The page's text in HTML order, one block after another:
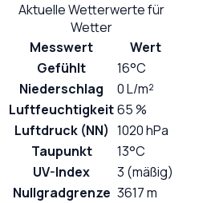
Aktuelle Wetterwerte für
Wetter
Messwert
Wert
Gefühlt
16°C
Niederschlag
0 L/m²
Luftfeuchtigkeit65 %
Luftdruck (NN) 1020 hPa
Taupunkt
13°C
UV-Index
3 (mäßig)
Nullgradgrenze 3617 m